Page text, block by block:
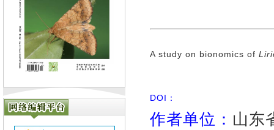
A study on bionomics of
DOI：
作者单位： 山东